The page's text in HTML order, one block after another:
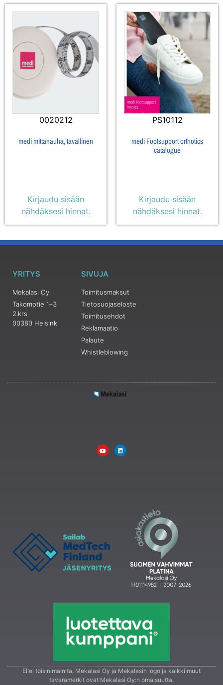
0020212
medi mittanauha, tavallinen
Kirjaudu sisään
nähdäksesi hinnat.
PS10112
medi Footsupport orthotics
catalogue
Kirjaudu sisään
nähdäksesi hinnat.
YRITYS
Mekalasi Oy
Takomotie 1–3
2.krs
00380 Helsinki
SIVUJA
Toimitusmaksut
Tietosuojaseloste
Toimitusehdot
Reklamaatio
Palaute
Whistleblowing
Ellei toisin mainita, Mekalasi Oy ja Mekalasin logo ja kaikki muut
tavaramerkit ovat Mekalasi Oy:n omaisuutta.